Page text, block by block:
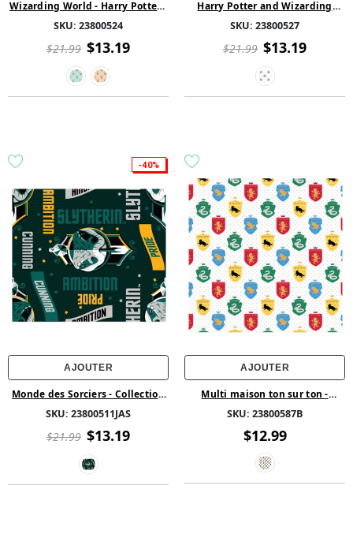
Wizarding World - Harry Potter -
SKU: 23800524
$21.99 $13.19
Harry Potter and Wizarding
l'aquarelle - Blanc
SKU: 23800527
$21.99 $13.19
-40%
AJOUTER
Monde des Sorciers - Collection
Slytherin-Vert
SKU: 23800511JAS
$21.99 $13.19
AJOUTER
Multi maison ton sur ton -
Potter and Wizarding World -
Blanc
SKU: 23800587B
$12.99